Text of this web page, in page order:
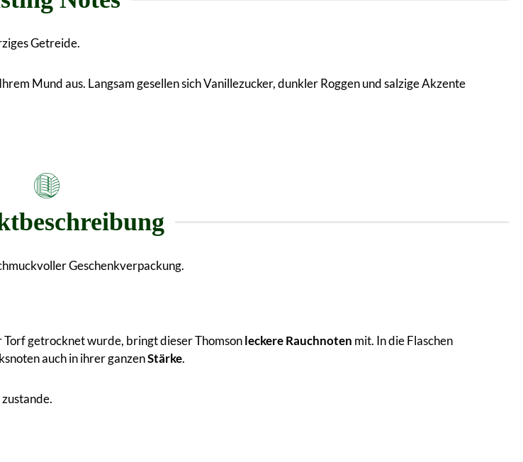
Getreide.
Mund aus. Langsam gesellen sich Vanillezucker, dunkler Roggen und salzige Akzente
Geschenkverpackung.
getrocknet wurde, bringt dieser Thomsonleckere Rauchnoten mit. In die Flaschen
auch in ihrer ganzenStärke.
zustande.